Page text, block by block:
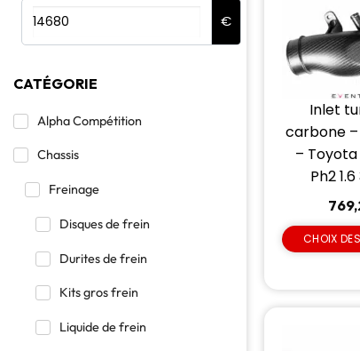
€
CATÉGORIE
Alpha Compétition
Chassis
Freinage
Disques de frein
Durites de frein
Kits gros frein
Liquide de frein
Inlet
carbone –
– Toyota
Ph2
CHOIX